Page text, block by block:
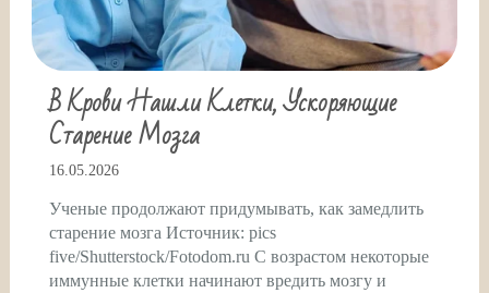
В Крови Нашли Клетки, Ускоряющие
Старение Мозга
16.05.2026
Ученые продолжают придумывать, как замедлить
старение мозга Источник: pics
five/Shutterstock/Fotodom.ru С возрастом некоторые
иммунные клетки начинают вредить мозгу и